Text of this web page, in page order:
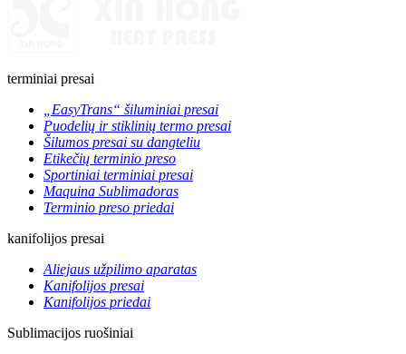
terminiai presai
„EasyTrans“ šiluminiai presai
Puodelių ir stiklinių termo presai
Šilumos presai su dangteliu
Etikečių terminio preso
Sportiniai terminiai presai
Maquina Sublimadoras
Terminio preso priedai
kanifolijos presai
Aliejaus užpilimo aparatas
Kanifolijos presai
Kanifolijos priedai
Sublimacijos ruošiniai